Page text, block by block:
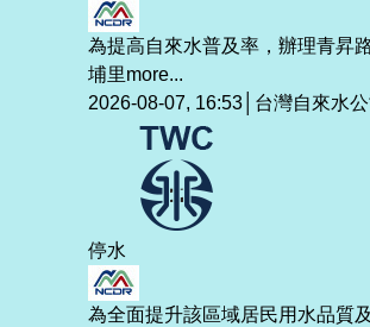
為提高自來水普及率，辦理青昇
埔里more...
2026-08-07, 16:53│台灣自來水公
停水
為全面提升該區域居民用水品質